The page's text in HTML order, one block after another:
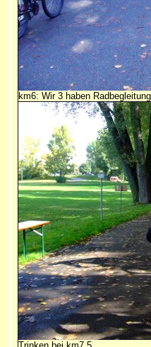
km6: Wir 3 haben Radbegleitung